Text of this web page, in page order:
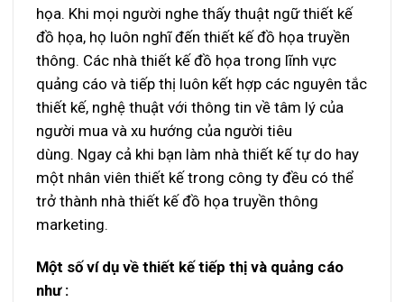
họa. Khi mọi người nghe thấy thuật ngữ thiết kế
đồ họa, họ luôn nghĩ đến thiết kế đồ họa truyền
thông. Các nhà thiết kế đồ họa trong lĩnh vực
quảng cáo và tiếp thị luôn kết hợp các nguyên tắc
thiết kế, nghệ thuật với thông tin về tâm lý của
người mua và xu hướng của người tiêu
dùng. Ngay cả khi bạn làm nhà thiết kế tự do hay
một nhân viên thiết kế trong công ty đều có thể
trở thành nhà thiết kế đồ họa truyền thông
marketing.
Một số ví dụ về thiết kế tiếp thị và quảng cáo
như :